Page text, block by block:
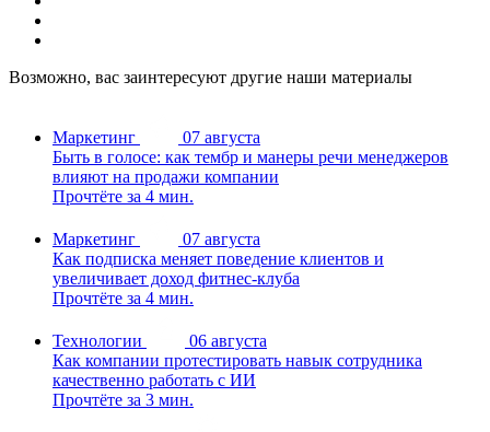
Возможно, вас заинтересуют другие наши материалы
Маркетинг
07 августа
Быть в голосе: как тембр и манеры речи менеджеров
влияют на продажи компании
Прочтёте за 4 мин.
Маркетинг
07 августа
Как подписка меняет поведение клиентов и
увеличивает доход фитнес-клуба
Прочтёте за 4 мин.
Технологии
06 августа
Как компании протестировать навык сотрудника
качественно работать с ИИ
Прочтёте за 3 мин.